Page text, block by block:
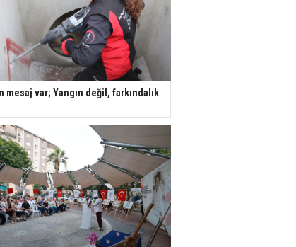
mesaj var; Yangın değil, farkındalık